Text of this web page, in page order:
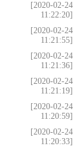
[2020-02-24
11:22:20]
[2020-02-24
11:21:55]
[2020-02-24
11:21:36]
[2020-02-24
11:21:19]
[2020-02-24
11:20:59]
[2020-02-24
11:20:33]